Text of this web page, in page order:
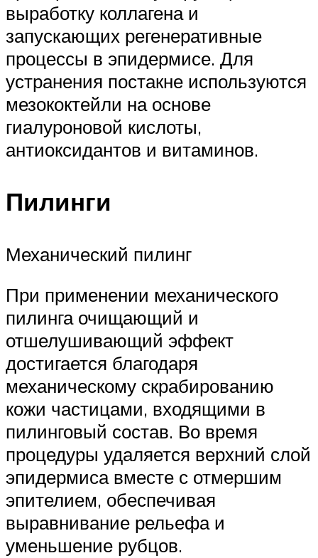
выработку коллагена и
запускающих регенеративные
процессы в эпидермисе. Для
устранения постакне используются
мезококтейли на основе
гиалуроновой кислоты,
антиоксидантов и витаминов.
Пилинги
Механический пилинг
При применении механического
пилинга очищающий и
отшелушивающий эффект
достигается благодаря
механическому скрабированию
кожи частицами, входящими в
пилинговый состав. Во время
процедуры удаляется верхний слой
эпидермиса вместе с отмершим
эпителием, обеспечивая
выравнивание рельефа и
уменьшение рубцов.